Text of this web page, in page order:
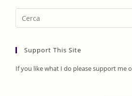
Support This Site
If you like what I do please support me